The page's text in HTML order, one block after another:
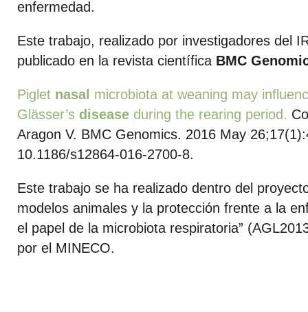
enfermedad.
Este trabajo, realizado por investigadores del
publicado en la revista científica BMC
Piglet nasal microbiota at weaning may
Glässer’s disease during the rearing period.
Aragon V. BMC Genomics. 2016 May
10.1186/s12864-016-2700-8.
Este trabajo se ha realizado dentro del
modelos animales y la protección frente a la
el papel de la microbiota respiratoria”
por el MINECO.